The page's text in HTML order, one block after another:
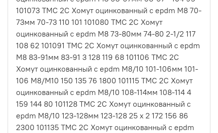
101073 ТМС 2С Хомут оцинкованный с epdm M8 70-
73мм 70-73 110 101 101080 ТМС 2С Хомут
оцинкованный с epdm M8 73-80мм 74-80 2-1/2 117
108 62 101091 ТМС 2С Хомут оцинкованный с epdm
M8 83-91мм 83-91 3 128 119 68 101106 ТМС 2С
Хомут оцинкованный с epdm M8/10 101-106мм 101-
106 M8/M10 150 135 76 1800 101115 ТМС 2С Хомут
оцинкованный с epdm M8/10 108-114мм 108-114 4
159 144 80 101128 ТМС 2С Хомут оцинкованный с
epdm M8/10 123-128мм 123-128 25 х 2 172 156 86
2300 101135 ТМС 2С Хомут оцинкованный с epdm